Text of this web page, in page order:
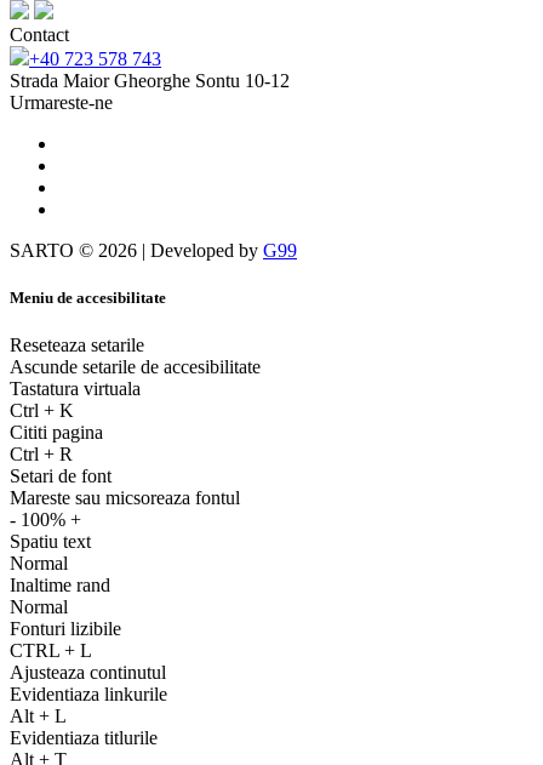
Contact
+40 723 578 743
Strada Maior Gheorghe Sontu 10-12
Urmareste-ne
SARTO © 2026 | Developed by G99
Meniu de accesibilitate
Reseteaza setarile
Ascunde setarile de accesibilitate
Tastatura virtuala
Ctrl + K
Cititi pagina
Ctrl + R
Setari de font
Mareste sau micsoreaza fontul
- 100% +
Spatiu text
Normal
Inaltime rand
Normal
Fonturi lizibile
CTRL + L
Ajusteaza continutul
Evidentiaza linkurile
Alt + L
Evidentiaza titlurile
Alt + T